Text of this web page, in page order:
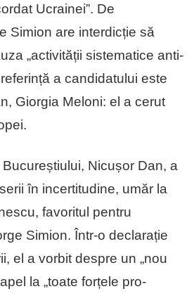
Ucrainei”. De
Simion are interdicție să
„activității sistematice anti-
a candidatului este
Giorgia Meloni: el a cerut
Nicușor Dan, a
în incertitudine, umăr la
favoritul pentru
Simion. Într-o declarație
el a vorbit despre un „nou
la „toate forțele pro-